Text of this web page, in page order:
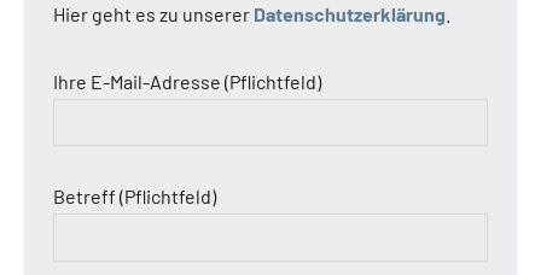
Hier geht es zu unserer Datenschutzerklärung
Ihre E-Mail-Adresse (Pflichtfeld)
Betreff (Pflichtfeld)